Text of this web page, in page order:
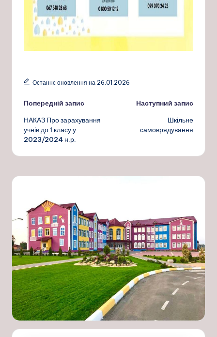
Останнє оновлення на 26.01.2026
Навігація
по
запису
Попередній запис
НАКАЗ Про зарахування
учнів до 1 класу у
2023/2024 н.р.
Наступний запис
Шкільне
самоврядування